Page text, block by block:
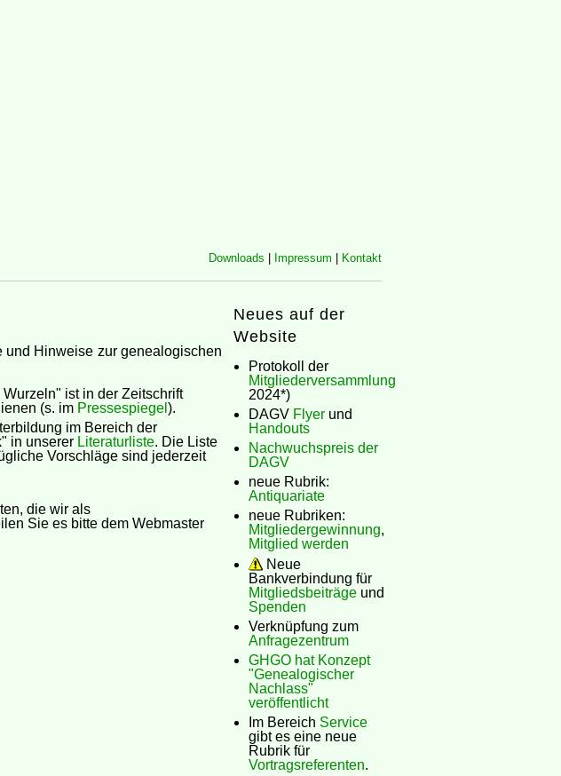
Downloads Impressum Kontakt
Neues auf der
Website
Protokoll der
Mitgliederversammlung
2024*)
DAGV Flyer und
Handouts
Nachwuchspreis der
DAGV
neue Rubrik:
Antiquariate
neue Rubriken:
Mitgliedergewinnung,
Mitglied werden
Neue
Bankverbindung für
Mitgliedsbeiträge und
Spenden
Verknüpfung zum
Anfragezentrum
GHGO hat Konzept
"Genealogischer
Nachlass"
veröffentlicht
Im Bereich Service
gibt es eine neue
Rubrik für
Vortragsreferenten.
und Hinweise zur genealogischen
ist in der Zeitschrift
(s. im Pressespiegel ).
im Bereich der
in unserer Literaturliste. Die Liste
Vorschläge sind jederzeit
die wir als
Sie es bitte dem Webmaster